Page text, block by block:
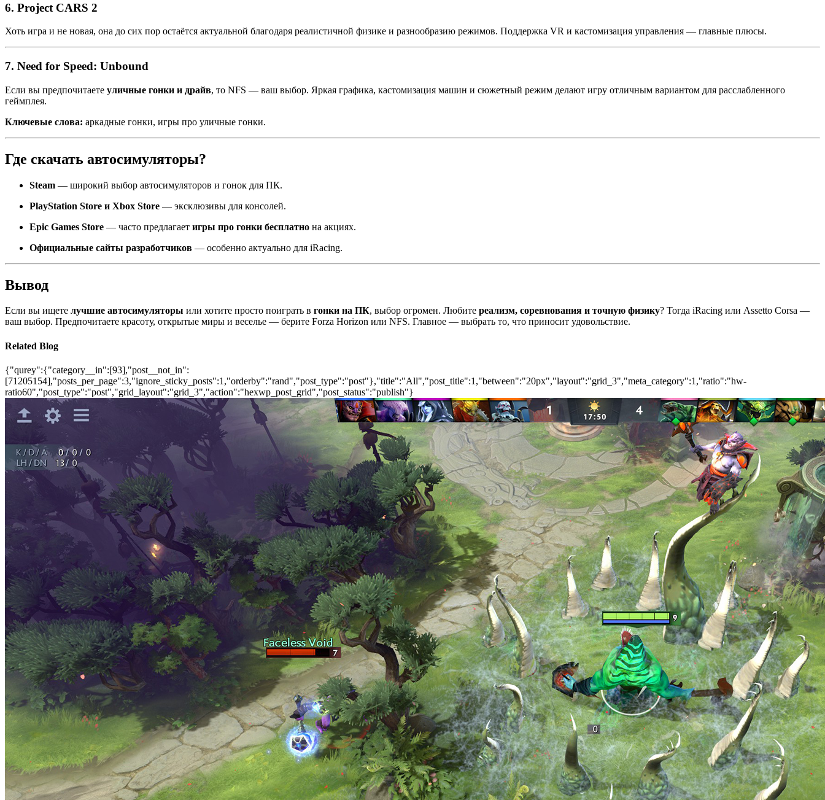
6. Project CARS 2
Хоть игра и не новая, она до сих пор остаётся актуальной благодаря реалистичной физике и разнообразию режимов. Поддержка VR и кастомизация управления — главные плюсы.
7. Need for Speed: Unbound
Если вы предпочитаете уличные гонки и драйв, то NFS — ваш выбор. Яркая графика, кастомизация машин и сюжетный режим делают игру отличным вариантом для расслабленного
геймплея.
Ключевые слова: аркадные гонки, игры про уличные гонки.
Где скачать автосимуляторы?
Steam — широкий выбор автосимуляторов и гонок для ПК.
PlayStation Store и Xbox Store — эксклюзивы для консолей.
Epic Games Store — часто предлагает игры про гонки бесплатно на акциях.
Официальные сайты разработчиков — особенно актуально для iRacing.
Вывод
Если вы ищете лучшие автосимуляторы или хотите просто поиграть в гонки на ПК, выбор огромен. Любите реализм, соревнования и точную физику? Тогда iRacing или Assetto Corsa —
ваш выбор. Предпочитаете красоту, открытые миры и веселье — берите Forza Horizon или NFS. Главное — выбрать то, что приносит удовольствие.
Related Blog
{"qurey":{"category__in":[93],"post__not_in":
[71205154],"posts_per_page":3,"ignore_sticky_posts":1,"orderby":"rand","post_type":"post"},"title":"All","post_title":1,"between":"20px","layout":"grid_3","meta_category":1,"ratio":"hw-
ratio60","post_type":"post","grid_layout":"grid_3","action":"hexwp_post_grid","post_status":"publish"}